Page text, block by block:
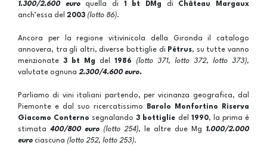
1.300/2.600 euroquella di 1 bt DMg di Château Margaux
anch’essa del 2003 (lotto 86).
Ancora per la regione vitivinicola della Gironda il catalogo
annovera, tra gli altri, diverse bottiglie di Pétrus, su tutte vanno
menzionate 3 bt Mg del 1986 (lotto 371, lotto 372, lotto 373),
valutate ognuna 2.300/4.600 euro.
Parliamo di vini italiani partendo, per vicinanza geografica, dal
Piemonte e dal suo ricercatissimo
Barolo Monfortino Riserva
Giacomo Conternosegnalando3 bottiglie del 1990, la prima è
stimata 400/800 euro (lotto 254), le altre due Mg 1.000/2.000
euro ciascuna (lotto 252, lotto 253).